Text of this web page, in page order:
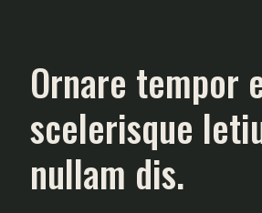
Ornare tempor
scelerisque
nullam dis.